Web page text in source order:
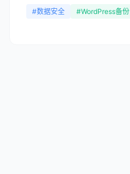
#数据安全 #WordPress备份